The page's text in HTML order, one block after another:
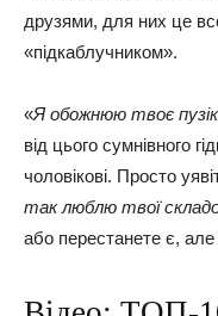
друзями, для них це
«підкаблучником».
«Я обожнюю твоє
від цього сумнівного
чоловікові. Просто
так люблю твої
або перестанете є,